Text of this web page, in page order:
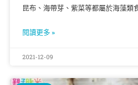
昆布、海帶芽、紫菜等都屬於海藻類
閱讀更多 »
2021-12-09